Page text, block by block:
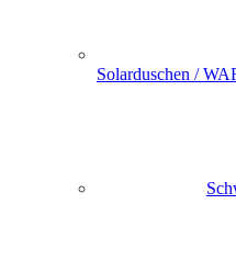
Solarduschen /